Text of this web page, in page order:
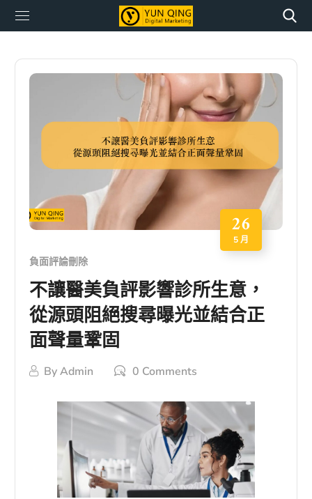
26
5 月
負面評論刪除
不讓醫美負評影響診所生意，
從源頭阻絕搜尋曝光並結合正
面聲量鞏固
ByAdmin 0 Comments